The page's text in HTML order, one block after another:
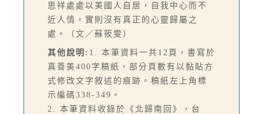
思祥處處以美國人自居，自我中心而不
近人情，實則沒有真正的心靈歸屬之
處。（文／蘇筱雯）
其他說明: 1. 本筆資料一共12頁，書寫於
真善美400字稿紙，部分頁數有以黏貼方
式修改文字敘述的痕跡。稿紙左上角標
示編碼338-349。
2. 本筆資料收錄於《北歸南回》，台